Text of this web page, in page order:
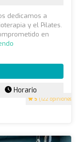
5 (122 opiniones)
dedicamos a
y el Pilates.
en
Horario